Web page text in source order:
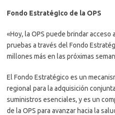
Fondo Estratégico de la OPS
«Hoy, la OPS puede brindar acceso
pruebas a través del Fondo
millones más en las próximas
El Fondo Estratégico es un
regional para la adquisición
suministros esenciales, y es un
de la OPS para avanzar hacia la